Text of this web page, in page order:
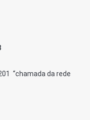
“chamada da rede